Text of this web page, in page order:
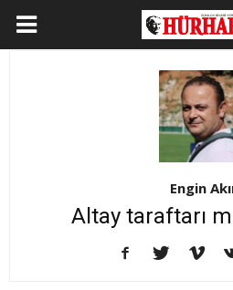
Engin
Altay taraftarı